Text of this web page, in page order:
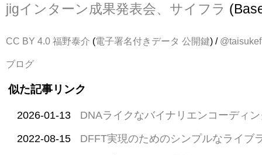
jigインターン成果発表会、サイフラ
CC BY 4.0 福野泰介 (電子署名付きデータ 公開鍵) / @taisukef
ブログ
似た記事リンク
2026-01-13 DNAライクなバイナリエンコーディ
2022-08-15
DFFT実現のためのシンプルなライブ